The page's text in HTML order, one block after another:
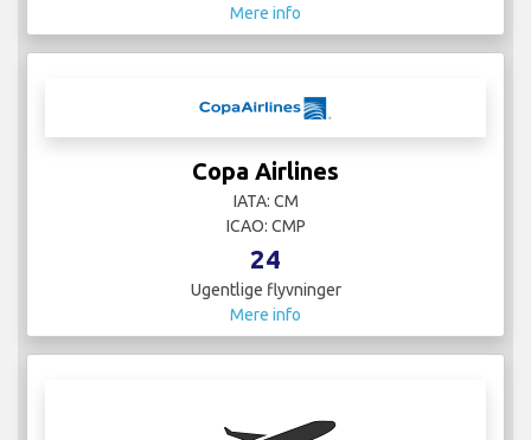
Mere info
Copa Airlines
IATA: CM
ICAO: CMP
24
Ugentlige flyvninger
Mere info